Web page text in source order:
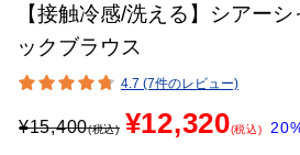
【接触冷感/洗える】シアー
ックブラウス
4.7 (7件のレビュー)
¥15,400(税込) ¥12,320(税込)